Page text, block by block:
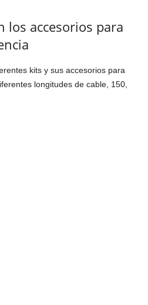
los accesorios para
kits y sus accesorios para
longitudes de cable, 150,